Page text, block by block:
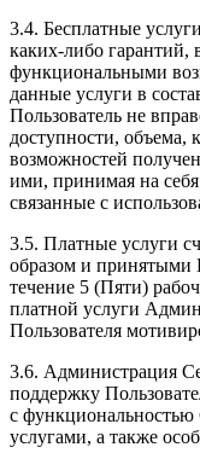
3.4. Бесплатные
каких-либо гарантий,
функциональными
данные услуги в
Пользователь не
доступности, объема,
возможностей
ими, принимая на себя
связанные с
3.5. Платные услуги
образом и принятыми
течение 5 (Пяти)
платной услуги
Пользователя
3.6. Администрация
поддержку
с функциональностью
услугами, а также